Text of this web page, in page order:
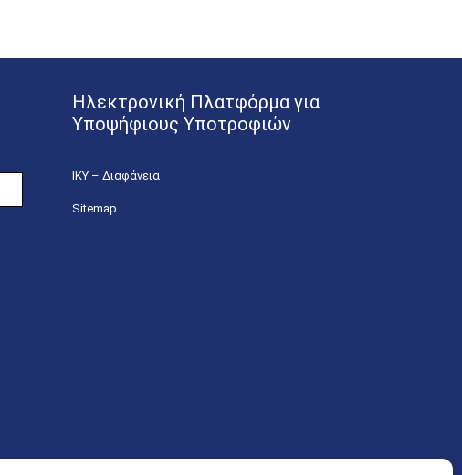
Ηλεκτρονική Πλατφόρμα για
Υποψήφιους Υποτροφιών
ΙΚΥ – Διαφάνεια
Sitemap